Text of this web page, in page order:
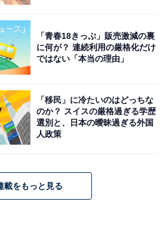
「青春18きっぷ」販売激減の裏
に何が？ 連続利用の厳格化だけ
ではない「本当の理由」
「移民」に冷たいのはどっちな
のか？ スイスの厳格過ぎる学歴
選別と、日本の曖昧過ぎる外国
人政策
載をもっと見る